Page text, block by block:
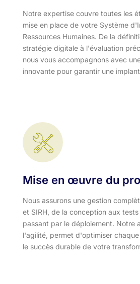
Notre expertise couvre toutes les
mise en place de votre Système
Ressources Humaines. De la
stratégie digitale à l'évaluation
nous vous accompagnons avec
innovante pour garantir une
Mise en œuvre du
Nous assurons une gestion
et SIRH, de la conception aux
passant par le déploiement. Notre
l'agilité, permet d'optimiser
le succès durable de votre